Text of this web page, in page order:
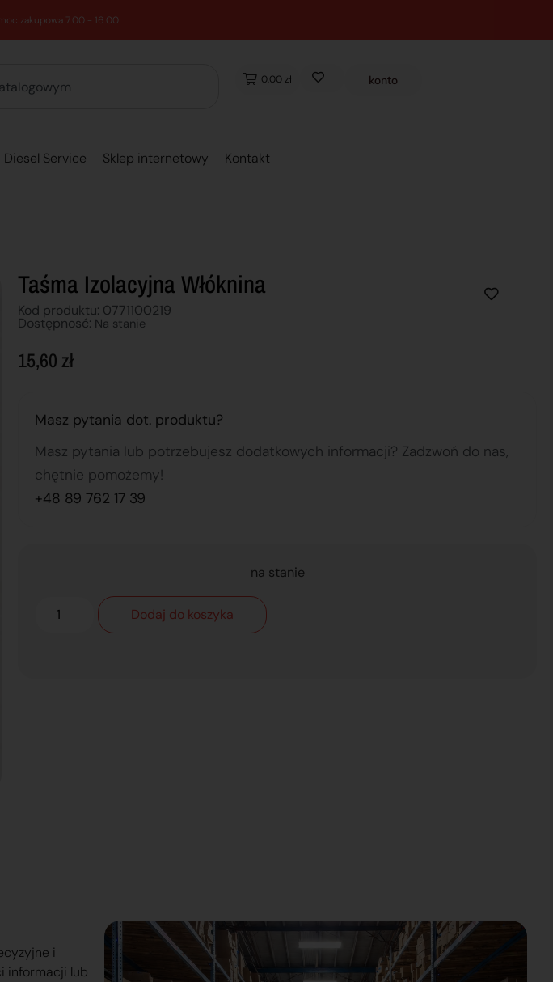
zakupowa 7:00 - 16:00
0,00 zł konto
Diesel Service Sklep internetowy Kontakt
Taśma Izolacyjna Włóknina
Kod produktu: 0771100219
Dostępnosć: Na stanie
15,60 zł
Masz pytania dot. produktu?
Masz pytania lub potrzebujesz dodatkowych informacji? Zadzwoń do nas,
chętnie pomożemy!
+48 89 762 17 39
na stanie
Dodaj do koszyka
i
informacji lub